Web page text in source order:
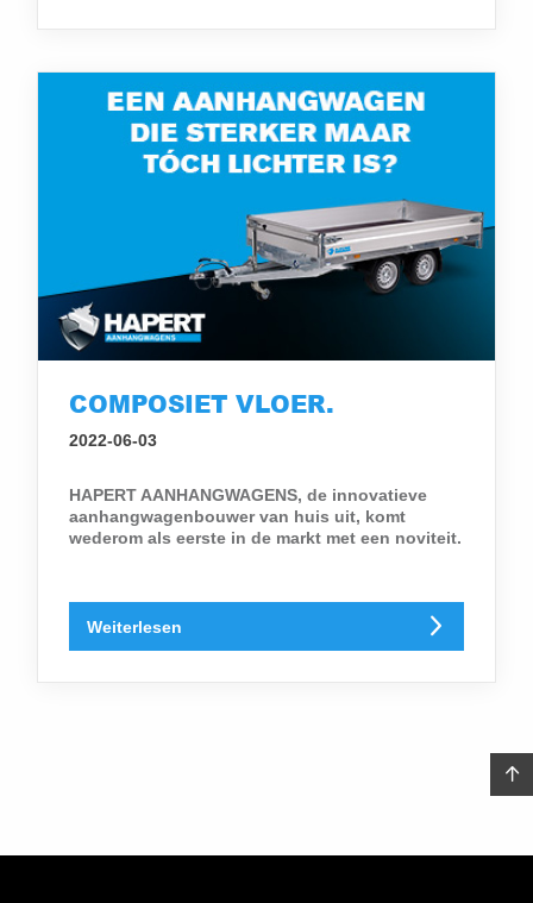
COMPOSIET VLOER.
2022-06-03
HAPERT AANHANGWAGENS, de innovatieve
aanhangwagenbouwer van huis uit, komt
wederom als eerste in de markt met een noviteit.
Weiterlesen